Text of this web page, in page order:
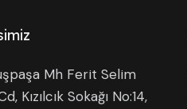
Mh Ferit Selim
Kızılcık Sokağı No:14,